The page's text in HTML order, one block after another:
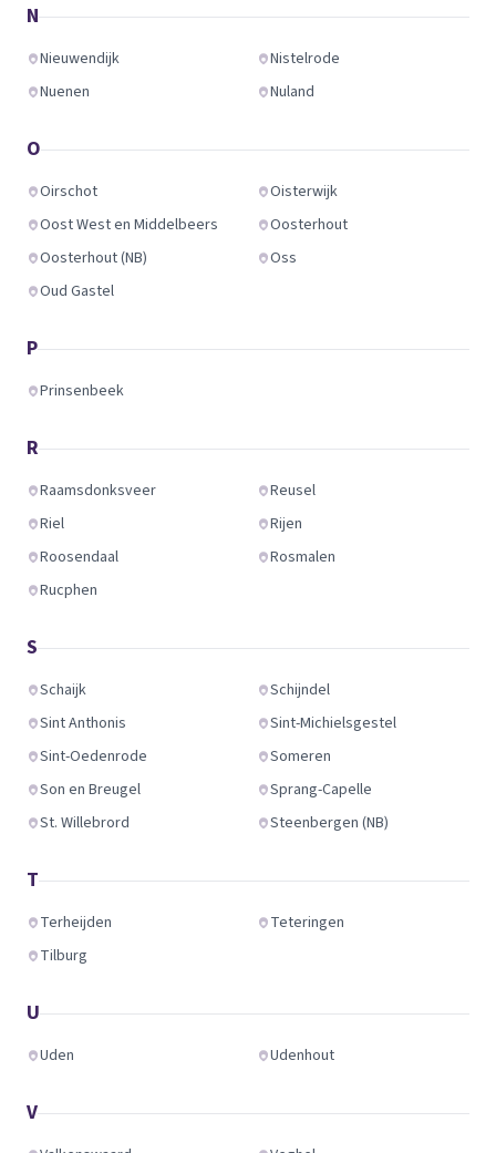
N
Nieuwendijk
Nistelrode
Nuenen
Nuland
O
Oirschot
Oisterwijk
Oost West en Middelbeers
Oosterhout
Oosterhout (NB)
Oss
Oud Gastel
P
Prinsenbeek
R
Raamsdonksveer
Reusel
Riel
Rijen
Roosendaal
Rosmalen
Rucphen
S
Schaijk
Schijndel
Sint Anthonis
Sint-Michielsgestel
Sint-Oedenrode
Someren
Son en Breugel
Sprang-Capelle
St. Willebrord
Steenbergen (NB)
T
Terheijden
Teteringen
Tilburg
U
Uden Udenhout
V